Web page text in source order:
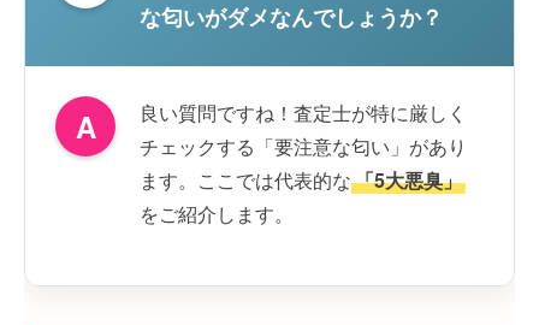
な匂いがダメなんでしょうか？
A
良い質問ですね！査定士が特に厳しく
チェックする「要注意な匂い」があり
ます。ここでは代表的な「5大悪臭」
をご紹介します。